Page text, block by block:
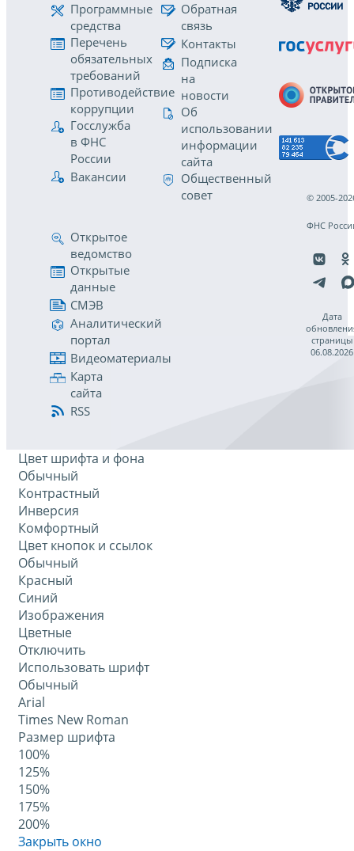
Программные
средства
Перечень
обязательных
требований
Противодействие
коррупции
Госслужба
в ФНС
России
Вакансии
Обратная
связь
Контакты
Подписка
на
новости
Об
использовании
информации
сайта
Общественный
совет
Открытое
ведомство
Открытые
данные
СМЭВ
Аналитический
портал
Видеоматериалы
Карта
сайта
RSS
© 2005-
ФНС
Дата
страницы
06.08.2026
Цвет шрифта и фона
Обычный
Контрастный
Инверсия
Комфортный
Цвет кнопок и ссылок
Обычный
Красный
Синий
Изображения
Цветные
Отключить
Использовать шрифт
Обычный
Arial
Times New Roman
Размер шрифта
100%
125%
150%
175%
200%
Закрыть окно